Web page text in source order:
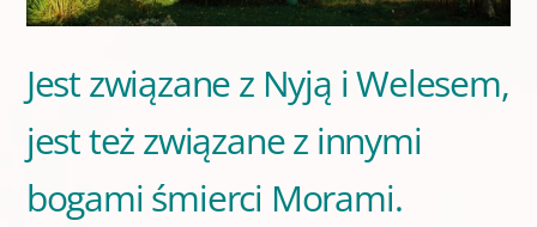
Jest związane z Nyją i Welesem,
jest też związane z innymi
bogami śmierci Morami.